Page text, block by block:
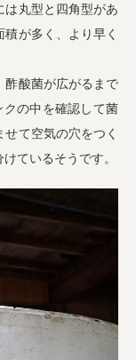
は丸型と四角型があ
が多く、より早く
酢酸菌が広がるまで
の中を確認して菌
て空気の穴をつく
ているそうです。